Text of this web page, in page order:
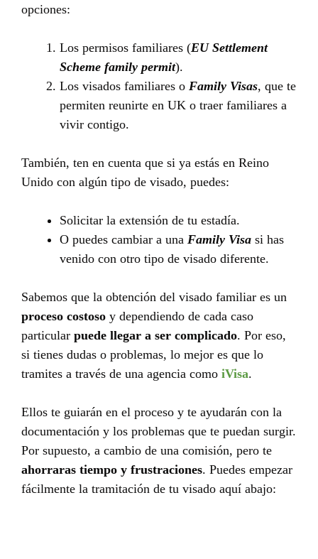
opciones:
Los permisos familiares (EU Settlement
Scheme family permit).
Los visados familiares o Family Visas, que te
permiten reunirte en UK o traer familiares a
vivir contigo.
También, ten en cuenta que si ya estás en Reino
Unido con algún tipo de visado, puedes:
Solicitar la extensión de tu estadía.
O puedes cambiar a una Family Visa si has
venido con otro tipo de visado diferente.
Sabemos que la obtención del visado familiar es un
proceso costoso y dependiendo de cada caso
particular puede llegar a ser complicado. Por eso,
si tienes dudas o problemas, lo mejor es que lo
tramites a través de una agencia como iVisa.
Ellos te guiarán en el proceso y te ayudarán con la
documentación y los problemas que te puedan surgir.
Por supuesto, a cambio de una comisión, pero te
ahorraras tiempo y frustraciones. Puedes empezar
fácilmente la tramitación de tu visado aquí abajo: